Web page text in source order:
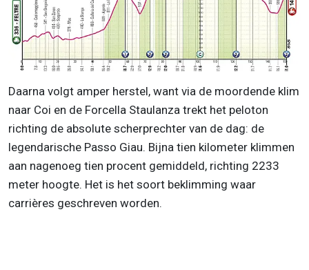
Daarna volgt amper herstel, want via de moordende klim
naar Coi en de Forcella Staulanza trekt het peloton
richting de absolute scherprechter van de dag: de
legendarische Passo Giau. Bijna tien kilometer klimmen
aan nagenoeg tien procent gemiddeld, richting 2233
meter hoogte. Het is het soort beklimming waar
carrières geschreven worden.